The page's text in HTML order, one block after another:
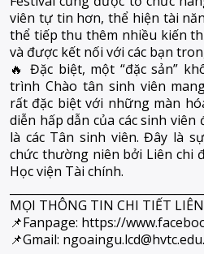
viên tự tin hơn, thể hiện tài
thể tiếp thu thêm nhiều kiến
và được kết nối với các bạn
🔥 Đặc biệt, một “đặc sản”
trình Chào tân sinh viên
rất đặc biệt với những màn
diễn hấp dẫn của các sinh viên
là các Tân sinh viên. Đây là
chức thường niên bởi Liên chi
Học viện Tài chính.
MỌI THÔNG TIN CHI TIẾT
📌Fanpage: https://
📌Gmail: